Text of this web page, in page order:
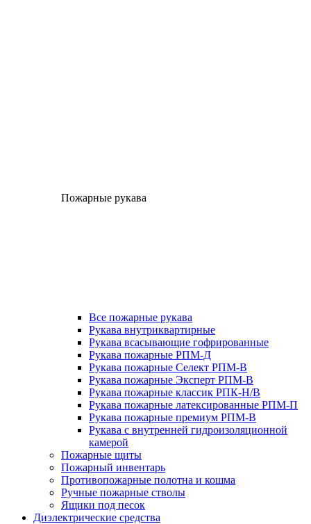
Пожарные рукава
Все пожарные рукава
Рукава внутриквартирные
Рукава всасывающие гофрированные
Рукава пожарные РПМ-Д
Рукава пожарные Селект РПМ-В
Рукава пожарные Эксперт РПМ-В
Рукава пожарные классик РПК-Н/В
Рукава пожарные латексированные РПМ-П
Рукава пожарные премиум РПМ-В
Рукава с внутренней гидроизоляционной
камерой
Пожарные щиты
Пожарный инвентарь
Противопожарные полотна и кошма
Ручные пожарные стволы
Ящики под песок
Диэлектрические средства